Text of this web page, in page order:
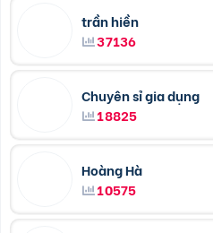
trần hiền
37136
Chuyên sỉ gia dụng
18825
Hoàng Hà
10575